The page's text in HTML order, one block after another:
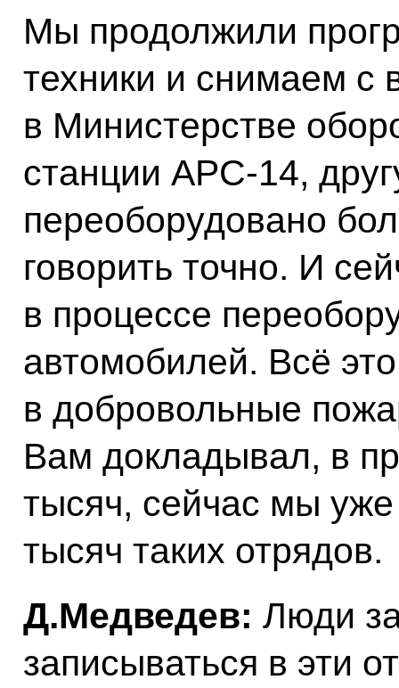
Мы продолжили
техники и снимаем с
в Министерстве
станции АРС-14,
переоборудовано
говорить точно. И
в процессе
автомобилей. Всё
в добровольные
Вам докладывал, в
тысяч, сейчас мы
тысяч таких отрядов.
Д.Медведев: Люди
записываться в эти